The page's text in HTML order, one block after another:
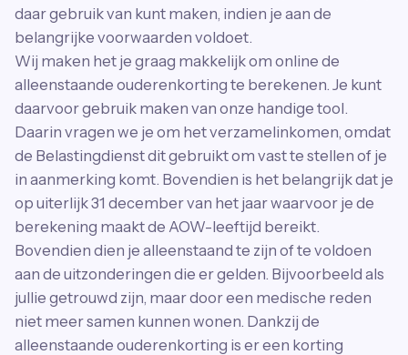
daar gebruik van kunt maken, indien je aan de
belangrijke voorwaarden voldoet.
Wij maken het je graag makkelijk om online de
alleenstaande ouderenkorting te berekenen. Je kunt
daarvoor gebruik maken van onze handige tool.
Daarin vragen we je om het verzamelinkomen, omdat
de Belastingdienst dit gebruikt om vast te stellen of je
in aanmerking komt. Bovendien is het belangrijk dat je
op uiterlijk 31 december van het jaar waarvoor je de
berekening maakt de AOW-leeftijd bereikt.
Bovendien dien je alleenstaand te zijn of te voldoen
aan de uitzonderingen die er gelden. Bijvoorbeeld als
jullie getrouwd zijn, maar door een medische reden
niet meer samen kunnen wonen. Dankzij de
alleenstaande ouderenkorting is er een korting